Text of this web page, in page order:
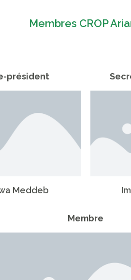
Membres CROP
président
Meddeb
Membre